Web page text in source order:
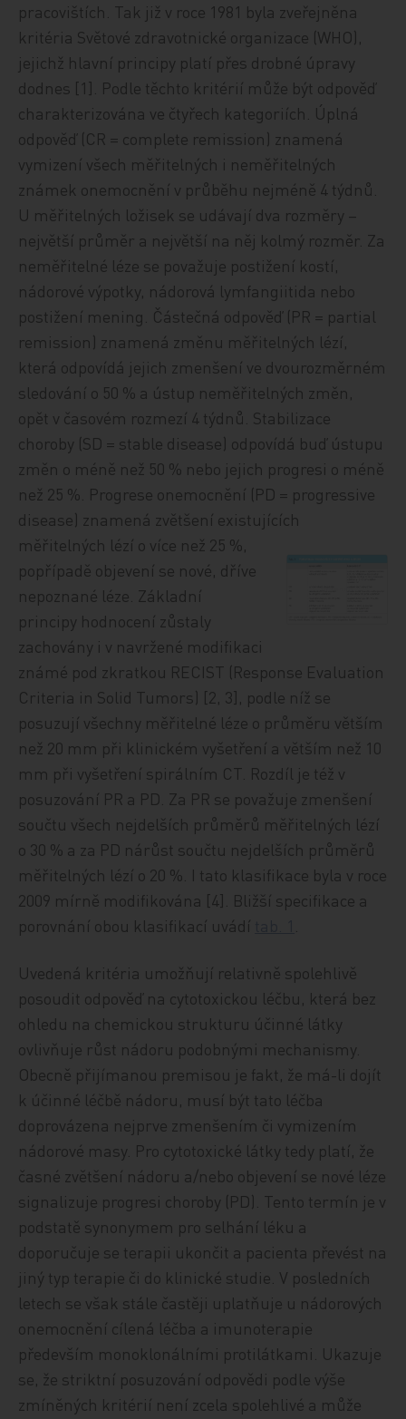
pracovištích. Tak již v roce 1981 byla zveřejněna
kritéria Světové zdravotnické organizace (WHO),
jejichž hlavní principy platí přes drobné úpravy
dodnes [1]. Podle těchto kritérií může být odpověď
charakterizována ve čtyřech kategoriích. Úplná
odpověď (CR = complete remission) znamená
vymizení všech měřitelných i neměřitelných
známek onemocnění v průběhu nejméně 4 týdnů.
U měřitelných ložisek se udávají dva rozměry –
největší průměr a největší na něj kolmý rozměr. Za
neměřitelné léze se považuje postižení kostí,
nádorové výpotky, nádorová lymfangiitida nebo
postižení mening. Částečná odpověď (PR = partial
remission) znamená změnu měřitelných lézí,
která odpovídá jejich zmenšení ve dvourozměrném
sledování o 50 % a ústup neměřitelných změn,
opět v časovém rozmezí 4 týdnů. Stabilizace
choroby (SD = stable disease) odpovídá buď ústupu
změn o méně než 50 % nebo jejich progresi o méně
než 25 %. Progrese onemocnění (PD = progressive
disease) znamená zvětšení existujících
měřitelných lézí o více než 25 %,
popřípadě objevení se nové, dříve
nepoznané léze. Základní
principy hodnocení zůstaly
zachovány i v navržené modifikaci
známé pod zkratkou RECIST (Response Evaluation
Criteria in Solid Tumors) [2, 3], podle níž se
posuzují všechny měřitelné léze o průměru větším
než 20 mm při klinickém vyšetření a větším než 10
mm při vyšetření spirálním CT. Rozdíl je též v
posuzování PR a PD. Za PR se považuje zmenšení
součtu všech nejdelších průměrů měřitelných lézí
o 30 % a za PD nárůst součtu nejdelších průměrů
měřitelných lézí o 20 %. I tato klasifikace byla v roce
2009 mírně modifikována [4]. Bližší specifikace a
porovnání obou klasifikací uvádí
Uvedená kritéria umožňují relativně spolehlivě
posoudit odpověď na cytotoxickou léčbu, která bez
ohledu na chemickou strukturu účinné látky
ovlivňuje růst nádoru podobnými mechanismy.
Obecně přijímanou premisou je fakt, že má-li dojít
k účinné léčbě nádoru, musí být tato léčba
doprovázena nejprve zmenšením či vymizením
nádorové masy. Pro cytotoxické látky tedy platí, že
časné zvětšení nádoru a/nebo objevení se nové léze
signalizuje progresi choroby (PD). Tento termín je v
podstatě synonymem pro selhání léku a
doporučuje se terapii ukončit a pacienta převést na
jiný typ terapie či do klinické studie. V posledních
letech se však stále častěji uplatňuje u nádorových
onemocnění cílená léčba a imunoterapie
především monoklonálními protilátkami. Ukazuje
se, že striktní posuzování odpovědi podle výše
zmíněných kritérií není zcela spolehlivé a může